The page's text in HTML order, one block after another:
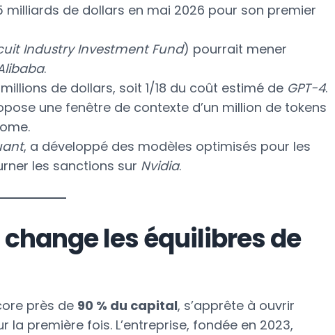
de dollars en mai 2026 pour son premier
Industry Investment Fund) pourrait mener
.
de dollars, soit 1/18 du coût estimé de GPT-4.
une fenêtre de contexte d’un million de tokens
, a développé des modèles optimisés pour les
les sanctions sur Nvidia.
les équilibres de
près de 90 % du capital, s’apprête à ouvrir
première fois. L’entreprise, fondée en 2023,